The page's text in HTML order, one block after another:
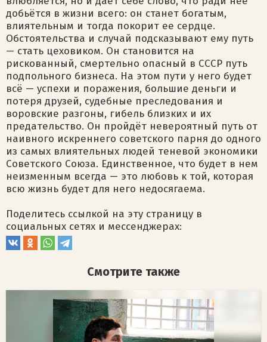
добьётся в жизни всего: он станет богатым,
влиятельным и тогда покорит ее сердце.
Обстоятельства и случай подсказывают ему путь
— стать цеховиком. Он становится на
рискованный, смертельно опасный в СССР путь
подпольного бизнеса. На этом пути у него будет
всё — успехи и поражения, большие деньги и
потеря друзей, судебные преследования и
воровские разгоны, гибель близких и их
предательство. Он пройдёт невероятный путь от
наивного искреннего советского парня до одного
из самых влиятельных людей теневой экономики
Советского Союза. Единственное, что будет в нем
неизменным всегда — это любовь к той, которая
всю жизнь будет для него недосягаема.
Поделитесь ссылкой на эту страницу в
социальных сетях и мессенджерах:
Смотрите также